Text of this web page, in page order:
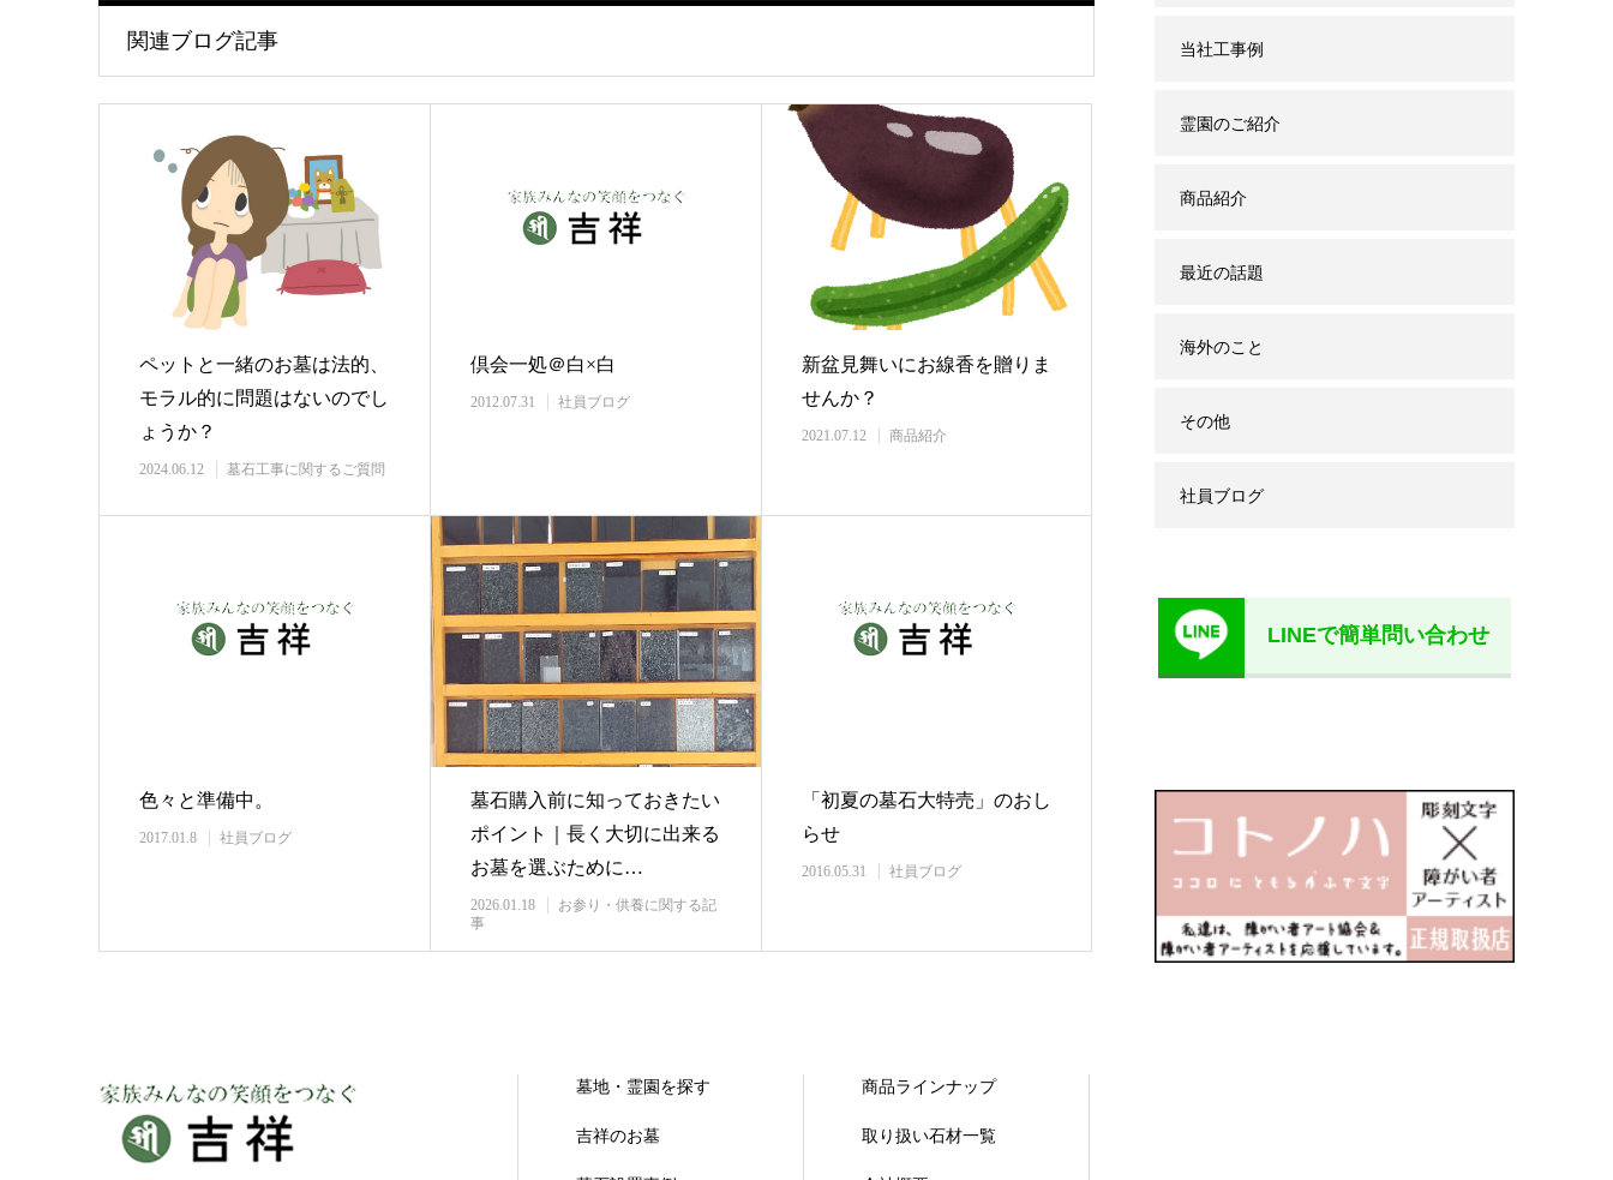
関連ブログ記事
ペットと一緒のお墓は法的、
モラル的に問題はないのでし
ょうか？
2024.06.12 墓石工事に関するご質問
倶会一処＠白×白
2012.07.31 社員ブログ
新盆見舞いにお線香を贈りま
せんか？
2021.07.12 商品紹介
色々と準備中。
2017.01.8 社員ブログ
墓石購入前に知っておきたい
ポイント｜長く大切に出来る
お墓を選ぶために…
2026.01.18
お参り・供養に関する記
事
「初夏の墓石大特売」のおし
らせ
2016.05.31 社員ブログ
当社工事例
霊園のご紹介
商品紹介
最近の話題
海外のこと
その他
社員ブログ
LINEで簡単問い合わせ
墓地・霊園を探す
吉祥のお墓
商品ラインナップ
取り扱い石材一覧